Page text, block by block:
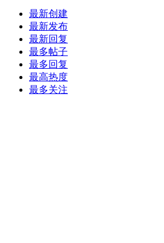
最新创建
最新发布
最新回复
最多帖子
最多回复
最高热度
最多关注